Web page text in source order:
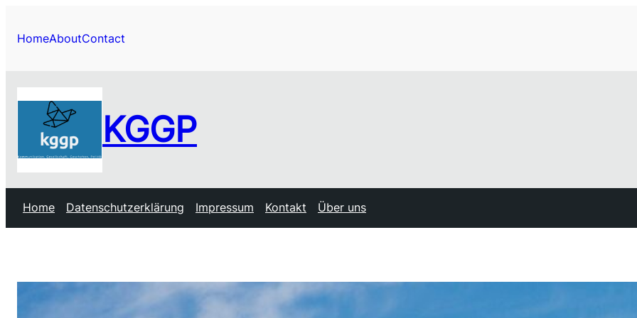
HomeAboutContact
KGGP
Home Datenschutzerklärung Impressum Kontakt Über uns